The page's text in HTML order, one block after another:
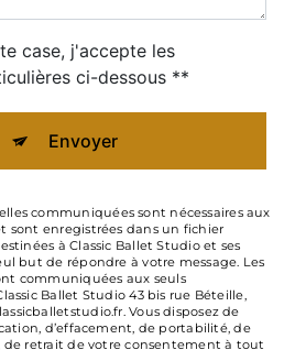
case, j'accepte les
ci-dessous **
Envoyer
communiquées sont nécessaires aux
sont enregistrées dans un fichier
à Classic Ballet Studio et ses
but de répondre à votre message. Les
communiquées aux seuls
Ballet Studio 43 bis rue Béteille,
Vous disposez de
d’effacement, de portabilité, de
de retrait de votre consentement à tout